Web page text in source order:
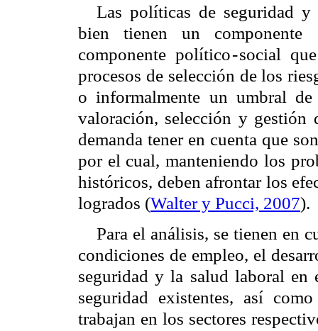
Las políticas de seguridad y
bien tienen un
componente político-social
procesos de selección de los
o informalmente un umbral
valoración, selección y gestión
demanda tener en cuenta que
por el cual, manteniendo los
históricos, deben afrontar los
logrados (Walter y Pucci, 2007).
Para el análisis, se tienen en
condiciones de empleo, el
seguridad y la salud laboral en
seguridad existentes, así
trabajan en los sectores